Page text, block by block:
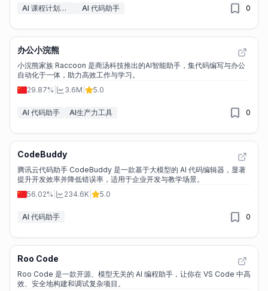
AI 课程计划生成器 AI 代码助手 0
办公小浣熊
小浣熊家族 Raccoon 是商汤科技推出的AI智能助手，集代码编写与办公
自动化于一体，助力高效工作与学习。
29.87%
3.6M 5.0
AI 代码助手 AI生产力工具 0
CodeBuddy
腾讯云代码助手 CodeBuddy 是一款基于大模型的 AI 代码编辑器，显著
提升开发效率并降低错误率，适用于企业开发与教学场景。
56.02%
234.6K 5.0
AI 代码助手 0
Roo Code
Roo Code 是一款开源、模型无关的 AI 编程助手，让你在 VS Code 中高
效、安全地构建和调试复杂项目。